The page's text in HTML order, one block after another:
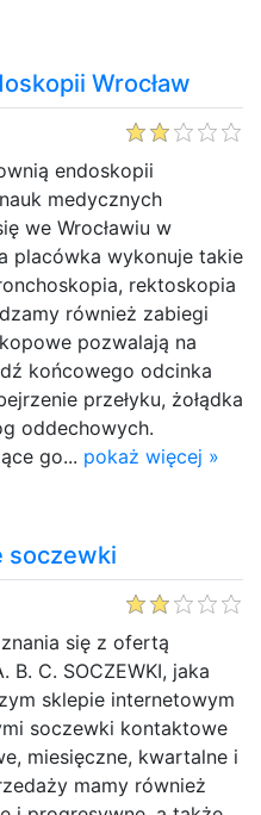
Wrocław
endoskopii
medycznych
we Wrocławiu w
placówka wykonuje takie
rektoskopia
również zabiegi
pozwalają na
końcowego odcinka
przełyku, żołądka
oddechowych.
go... pokaż więcej »
soczewki
się z ofertą
C. SOCZEWKI, jaka
sklepie internetowym
soczewki kontaktowe
miesięczne, kwartalne i
mamy również